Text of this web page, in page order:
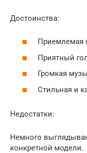
Достоинства:
Приемлемая
Приятный
Громкая
Стильная и
Недостатки:
Немного
конкретной модели.